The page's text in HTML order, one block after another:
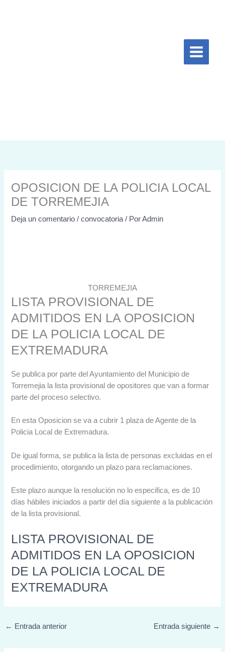
OPOSICION DE LA POLICIA LOCAL
DE TORREMEJIA
Deja un comentario /convocatoria/ PorAdmin
TORREMEJIA
LISTA PROVISIONAL DE
ADMITIDOS EN LA OPOSICION
DE LA POLICIA LOCAL DE
EXTREMADURA
Se publica por parte del Ayuntamiento del Municipio de
Torremejia la lista provisional de opositores que van a formar
parte del proceso selectivo.
En esta Oposicion se va a cubrir 1 plaza de Agente de la
Policia Local de Extremadura.
De igual forma, se publica la lista de personas excluidas en el
procedimiento, otorgando un plazo para reclamaciones.
Este plazo aunque la resolución no lo especifica, es de 10
días hábiles iniciados a partir del día siguiente a la publicación
de la lista provisional.
LISTA PROVISIONAL DE
ADMITIDOS EN LA OPOSICION
DE LA POLICIA LOCAL DE
EXTREMADURA
← Entrada anterior Entrada siguiente →